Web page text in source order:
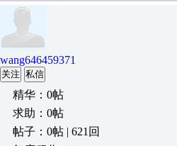
wang646459371
关注 私信
精华：0帖
求助：0帖
帖子：0帖 | 621回